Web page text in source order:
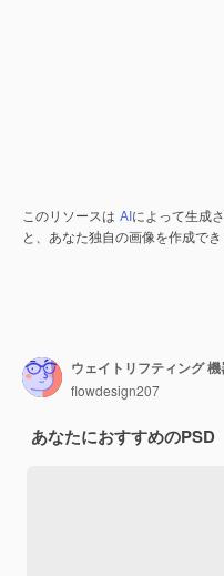
このリソースは AIによって生成
と、あなた独自の画像を作成でき
flowdesign207
あなたにおすすめのPSD